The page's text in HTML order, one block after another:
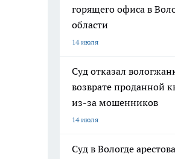
горящего офиса в
области
14 июля
Суд отказал
возврате проданной
из-за мошенников
14 июля
Суд в Вологде